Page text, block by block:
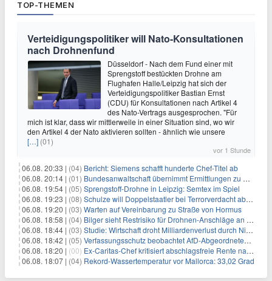
TOP-THEMEN
Verteidigungspolitiker will Nato-Konsultationen
nach Drohnenfund
Düsseldorf - Nach dem Fund einer mit
Sprengstoff bestückten Drohne am
Flughafen Halle/Leipzig hat sich der
Verteidigungspolitiker Bastian Ernst
(CDU) für Konsultationen nach Artikel 4
des Nato-Vertrags ausgesprochen. "Für
mich ist klar, dass wir mittlerweile in einer Situation sind, wo wir
den Artikel 4 der Nato aktivieren sollten - ähnlich wie unsere
[…] (01)
vor 1 Stunde
06.08. 20:33 | (04) Bericht: Siemens schafft hunderte Chef-Titel ab
06.08. 20:14 | (01) Bundesanwaltschaft übernimmt Ermittlungen zu Drohnenvorfall
06.08. 19:54 | (05) Sprengstoff-Drohne in Leipzig: Semtex im Spiel
06.08. 19:23 | (08) Schulze will Doppelstaatler bei Terrorverdacht abschieben
06.08. 19:20 | (03) Warten auf Vereinbarung zu Straße von Hormus
06.08. 18:58 | (04) Bilger sieht Restrisiko für Drohnen-Anschläge an Flughäfen
06.08. 18:44 | (03) Studie: Wirtschaft droht Milliardenverlust durch Niedrigwasser
06.08. 18:42 | (05) Verfassungsschutz beobachtet AfD-Abgeordneten Nolte
06.08. 18:20 | (00) Ex-Caritas-Chef kritisiert abschlagsfreie Rente nach 45 Jahren
06.08. 18:07 | (04) Rekord-Wassertemperatur vor Mallorca: 33,02 Grad